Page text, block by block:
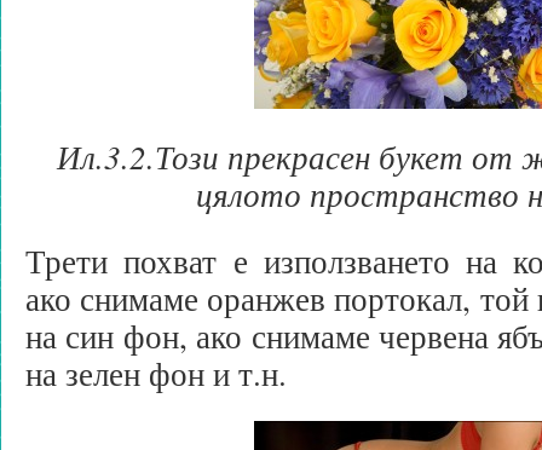
Ил.3.2.Този прекрасен букет от
цялото пространство
Трети похват е използването на
ако снимаме оранжев портокал,
на син фон, ако снимаме червена
на зелен фон и т.н.